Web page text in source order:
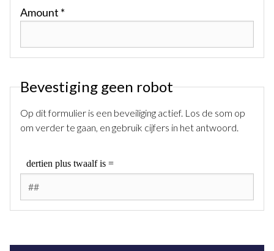
Amount *
Bevestiging geen robot
Op dit formulier is een beveiliging actief. Los de som op
om verder te gaan, en gebruik cijfers in het antwoord.